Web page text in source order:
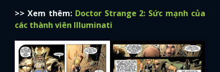
>> Xem thêm: Doctor Strange 2: Sức mạnh của
các thành viên Illuminati